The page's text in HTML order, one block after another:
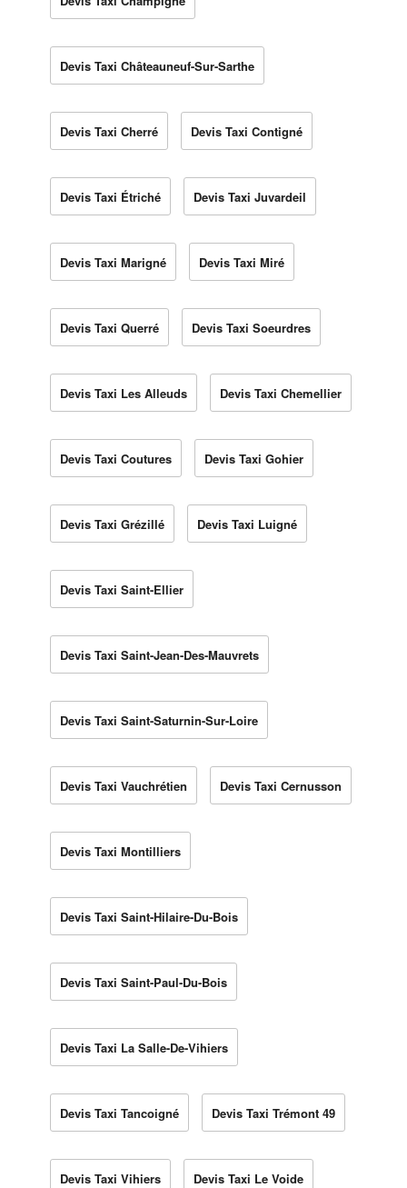
Devis Taxi Châteauneuf-Sur-Sarthe
Devis Taxi Cherré Devis Taxi Contigné
Devis Taxi Étriché Devis Taxi Juvardeil
Devis Taxi Marigné Devis Taxi Miré
Devis Taxi Querré Devis Taxi Soeurdres
Devis Taxi Les Alleuds Devis Taxi Chemellier
Devis Taxi Coutures Devis Taxi Gohier
Devis Taxi Grézillé Devis Taxi Luigné
Devis Taxi Saint-Ellier
Devis Taxi Saint-Jean-Des-Mauvrets
Devis Taxi Saint-Saturnin-Sur-Loire
Devis Taxi Vauchrétien Devis Taxi Cernusson
Devis Taxi Montilliers
Devis Taxi Saint-Hilaire-Du-Bois
Devis Taxi Saint-Paul-Du-Bois
Devis Taxi La Salle-De-Vihiers
Devis Taxi Tancoigné Devis Taxi Trémont 49
Devis Taxi Vihiers Devis Taxi Le Voide